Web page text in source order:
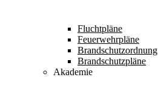
Fluchtpläne
Feuerwehrpläne
Brandschutzordnung
Brandschutzpläne
Akademie